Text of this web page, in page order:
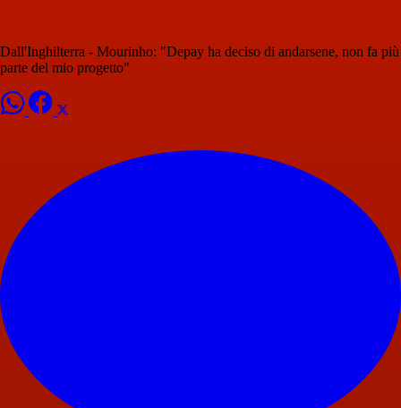
Dall'Inghilterra - Mourinho: "Depay ha deciso di andarsene, non fa più
parte del mio progetto"